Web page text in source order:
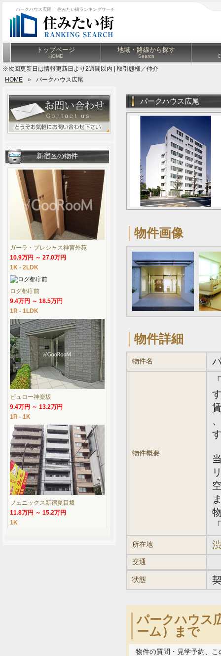
パークハウス広尾 ｜住みたい街ランキングサーチ
トップページ
HOME
地域・路線から探す
Search
※次回更新日は情報更新日より2週間以内 | 取引態様／仲介
HOME
» パークハウス広尾
パークハウス広尾
物件画像
物件詳細
物件名
物件概要
所在地
交通
状態
パークハウス
ーム）まで
物件の質問・見学予約、
新宿区の物件
ガーラ・プレシャス神宮外苑
10.9万円 ～ 27.0万円
1K - 2LDK
ログ都庁前
9.4万円 ～ 18.5万円
1R - 1LDK
ビュロー神楽坂
9.4万円 ～ 13.2万円
1R - 1K
フェニックス新宿夏目坂
11.8万円 ～ 15.2万円
1K